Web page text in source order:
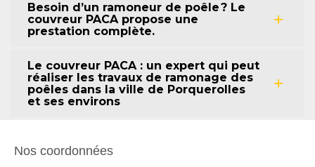
Besoin d’un ramoneur de poêle ? Le
couvreur PACA propose une
prestation complète.
Le couvreur PACA : un expert qui peut
réaliser les travaux de ramonage des
poêles dans la ville de Porquerolles
et ses environs
Nos coordonnées